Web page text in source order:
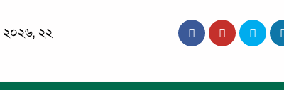
২০২৬, ২২